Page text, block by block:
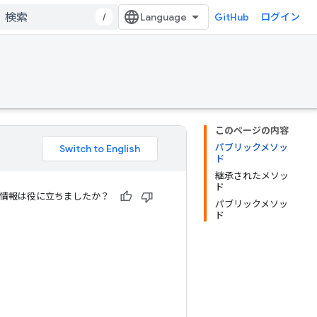
/ GitHub ログイン
このページの内容
パブリックメソッ
ド
継承されたメソッ
ド
パブリックメソッ
ド
報は役に立ちましたか？